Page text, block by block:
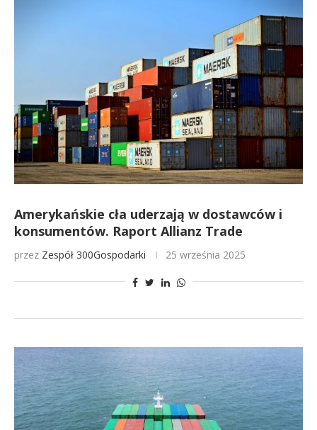
Amerykańskie cła uderzają w dostawców i
konsumentów. Raport Allianz Trade
przez Zespół 300Gospodarki 25 września 2025